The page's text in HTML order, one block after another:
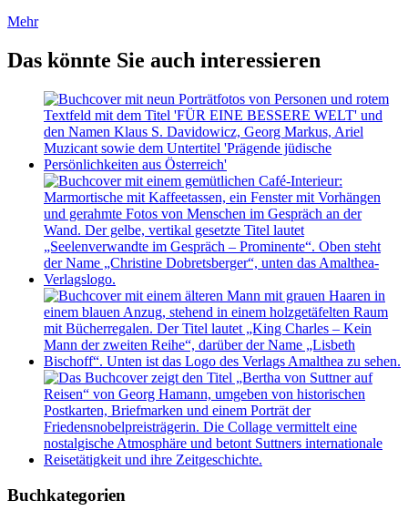
Mehr
Das könnte Sie auch interessieren
Buchkategorien